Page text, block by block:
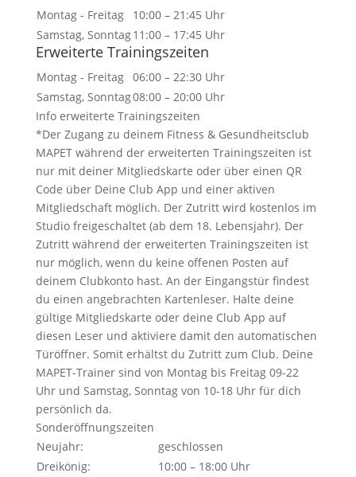
Montag - Freitag
10:00 – 21:45 Uhr
Samstag, Sonntag11:00 – 17:45 Uhr
Erweiterte Trainingszeiten
Montag - Freitag 06:00 – 22:30 Uhr
Samstag, Sonntag08:00 – 20:00 Uhr
Info erweiterte Trainingszeiten
*Der Zugang zu deinem Fitness & Gesundheitsclub
MAPET während der erweiterten Trainingszeiten ist
nur mit deiner Mitgliedskarte oder über einen QR
Code über Deine Club App und einer aktiven
Mitgliedschaft möglich. Der Zutritt wird kostenlos im
Studio freigeschaltet (ab dem 18. Lebensjahr). Der
Zutritt während der erweiterten Trainingszeiten ist
nur möglich, wenn du keine offenen Posten auf
deinem Clubkonto hast. An der Eingangstür findest
du einen angebrachten Kartenleser. Halte deine
gültige Mitgliedskarte oder deine Club App auf
diesen Leser und aktiviere damit den automatischen
Türöffner. Somit erhältst du Zutritt zum Club. Deine
MAPET-Trainer sind von Montag bis Freitag 09-22
Uhr und Samstag, Sonntag von 10-18 Uhr für dich
persönlich da.
Sonderöffnungszeiten
Neujahr:
geschlossen
Dreikönig:
10:00 – 18:00 Uhr